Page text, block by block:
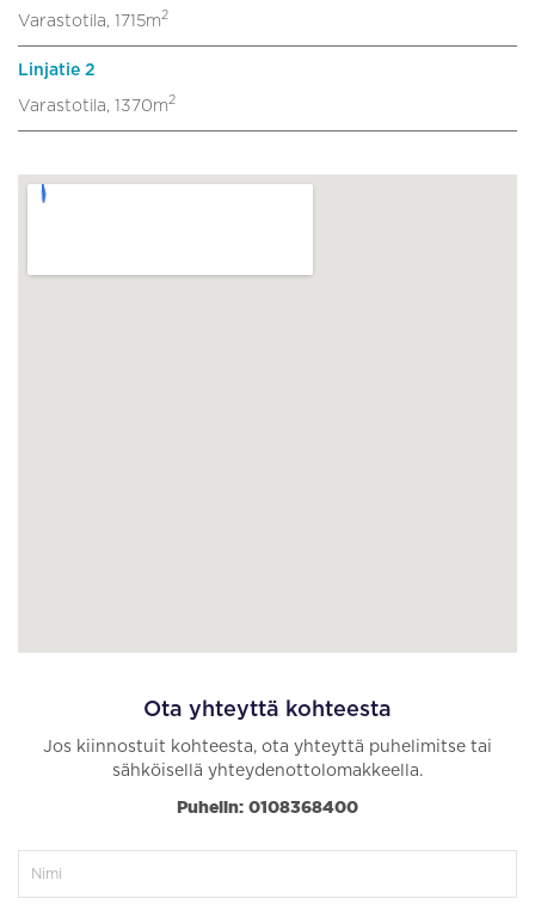
Varastotila, 1715m2
Linjatie 2
Varastotila, 1370m2
Ota yhteyttä kohteesta
Jos kiinnostuit kohteesta, ota yhteyttä puhelimitse tai
sähköisellä yhteydenottolomakkeella.
Puhelin: 0108368400